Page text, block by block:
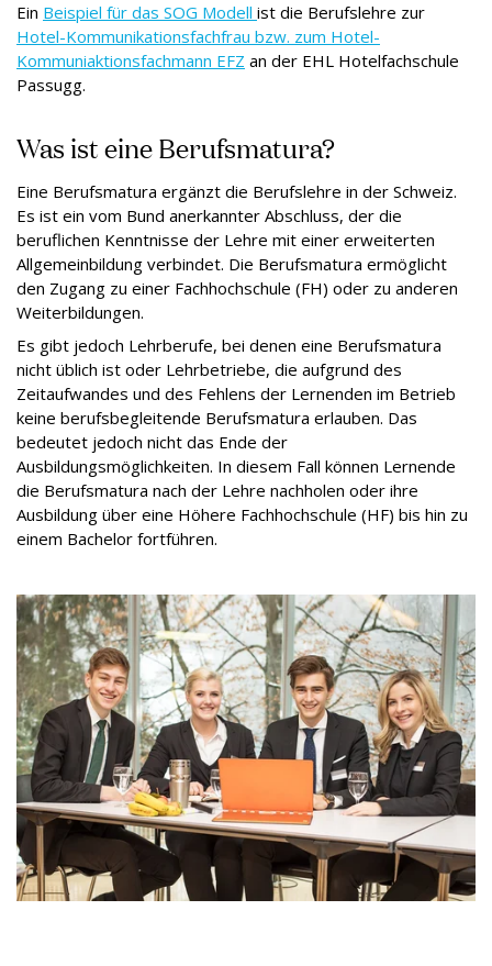
Ein Beispiel für das SOG Modell ist die Berufslehre zur
Hotel-Kommunikationsfachfrau bzw. zum Hotel-
Kommuniaktionsfachmann EFZ an der EHL Hotelfachschule
Passugg.
Was ist eine Berufsmatura?
Eine Berufsmatura ergänzt die Berufslehre in der Schweiz.
Es ist ein vom Bund anerkannter Abschluss, der die
beruflichen Kenntnisse der Lehre mit einer erweiterten
Allgemeinbildung verbindet. Die Berufsmatura ermöglicht
den Zugang zu einer Fachhochschule (FH) oder zu anderen
Weiterbildungen.
Es gibt jedoch Lehrberufe, bei denen eine Berufsmatura
nicht üblich ist oder Lehrbetriebe, die aufgrund des
Zeitaufwandes und des Fehlens der Lernenden im Betrieb
keine berufsbegleitende Berufsmatura erlauben. Das
bedeutet jedoch nicht das Ende der
Ausbildungsmöglichkeiten. In diesem Fall können Lernende
die Berufsmatura nach der Lehre nachholen oder ihre
Ausbildung über eine Höhere Fachhochschule (HF) bis hin zu
einem Bachelor fortführen.